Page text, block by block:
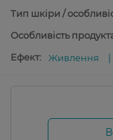
Тип шкіри /
Особливість
Ефект:
Живлення